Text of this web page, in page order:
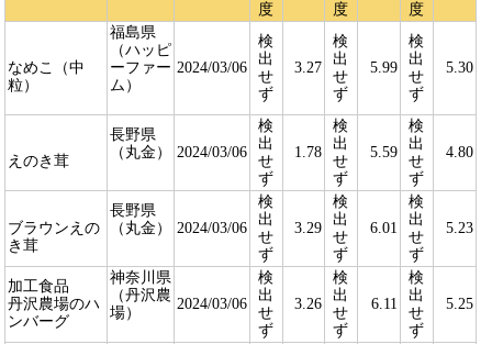
度
度
度
なめこ（中
粒）
福島県
（ハッピ
ーファー
ム）
2024/03/06
検
出
せ
ず
3.27
検
出
せ
ず
5.99
検
出
せ
ず
5.30
えのき茸
長野県
（丸金）
2024/03/06
検
出
せ
ず
1.78
検
出
せ
ず
5.59
検
出
せ
ず
4.80
ブラウンえの
き茸
長野県
（丸金）
2024/03/06
検
出
せ
ず
3.29
検
出
せ
ず
6.01
検
出
せ
ず
5.23
加工食品
丹沢農場のハ
ンバーグ
神奈川県
（丹沢農
場）
2024/03/06
検
出
せ
ず
3.26
検
出
せ
ず
6.11
検
出
せ
ず
5.25